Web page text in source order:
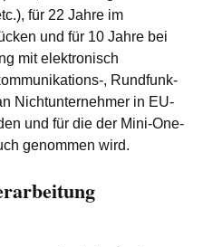
für 22 Jahre im
und für 10 Jahre bei
mit elektronisch
, Rundfunk-
Nichtunternehmer in EU-
und für die der Mini-One-
genommen wird.